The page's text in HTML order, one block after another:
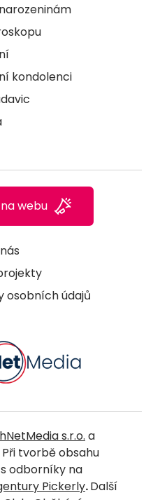
kondolenci
osobních údajů
webu
s.r.o. a
tvorbě obsahu
odborníky na
Pickerly.Další